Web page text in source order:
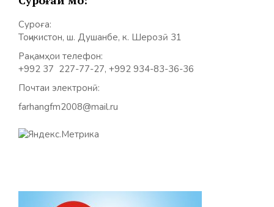
Суроға:
Тоҷикистон, ш. Душанбе, к. Шерозӣ 31
Рақамҳои телефон:
+992 37 227-77-27, +992 934-83-36-36
Почтаи электронӣ:
farhangfm2008@mail.ru